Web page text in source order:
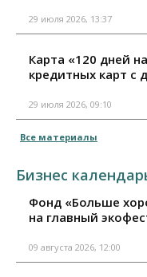
29 июля 2026, 13:37
Карта «120 дней
кредитных карт
29 июля 2026, 09:10
Все материалы
Бизнес
Фонд «Больше
на главный
09 августа 2026, 12:00